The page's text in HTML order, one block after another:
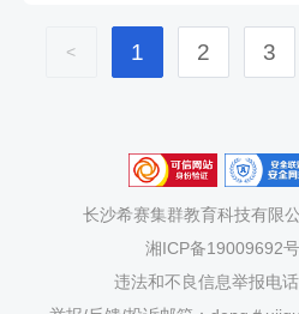
< 1 2 3
长沙希赛集群教育科技有限
湘ICP备19009692
违法和不良信息举报电